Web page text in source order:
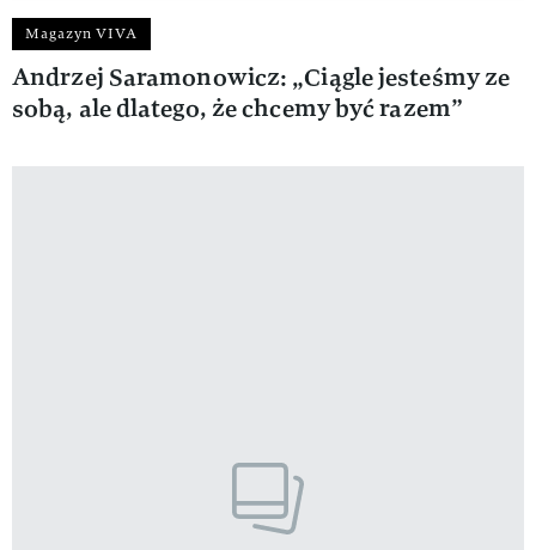
Magazyn VIVA
Andrzej Saramonowicz: „Ciągle jesteśmy ze
sobą, ale dlatego, że chcemy być razem”